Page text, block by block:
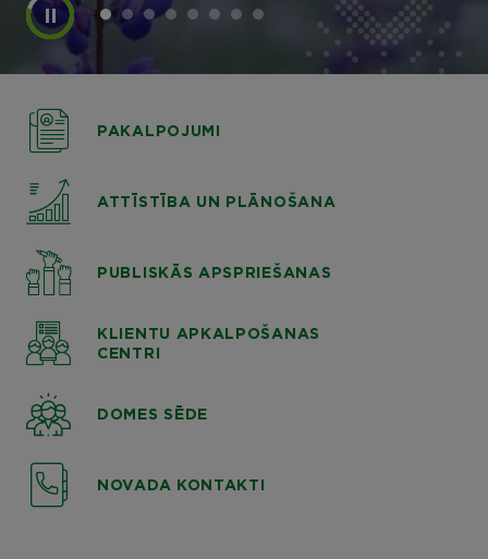
PAKALPOJUMI
ATTĪSTĪBA UN PLĀNOŠANA
PUBLISKĀS APSPRIEŠANAS
KLIENTU APKALPOŠANAS
CENTRI
DOMES SĒDE
NOVADA KONTAKTI